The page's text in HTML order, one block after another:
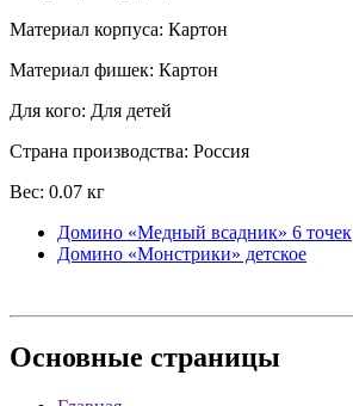
Материал корпуса: Картон
Материал фишек: Картон
Для кого: Для детей
Страна производства: Россия
Вес: 0.07 кг
Домино «Медный всадник» 6 точек
Домино «Монстрики» детское
Основные страницы